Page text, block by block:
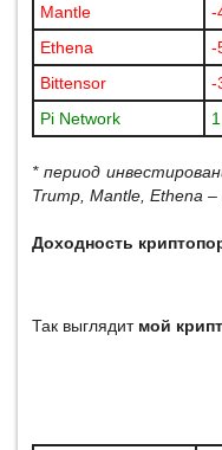
Mantle
-
Ethena
-
Bittensor
-
Pi Network
* период
Trump, Mantle, Ethena –
Доходность
Так выглядит мой